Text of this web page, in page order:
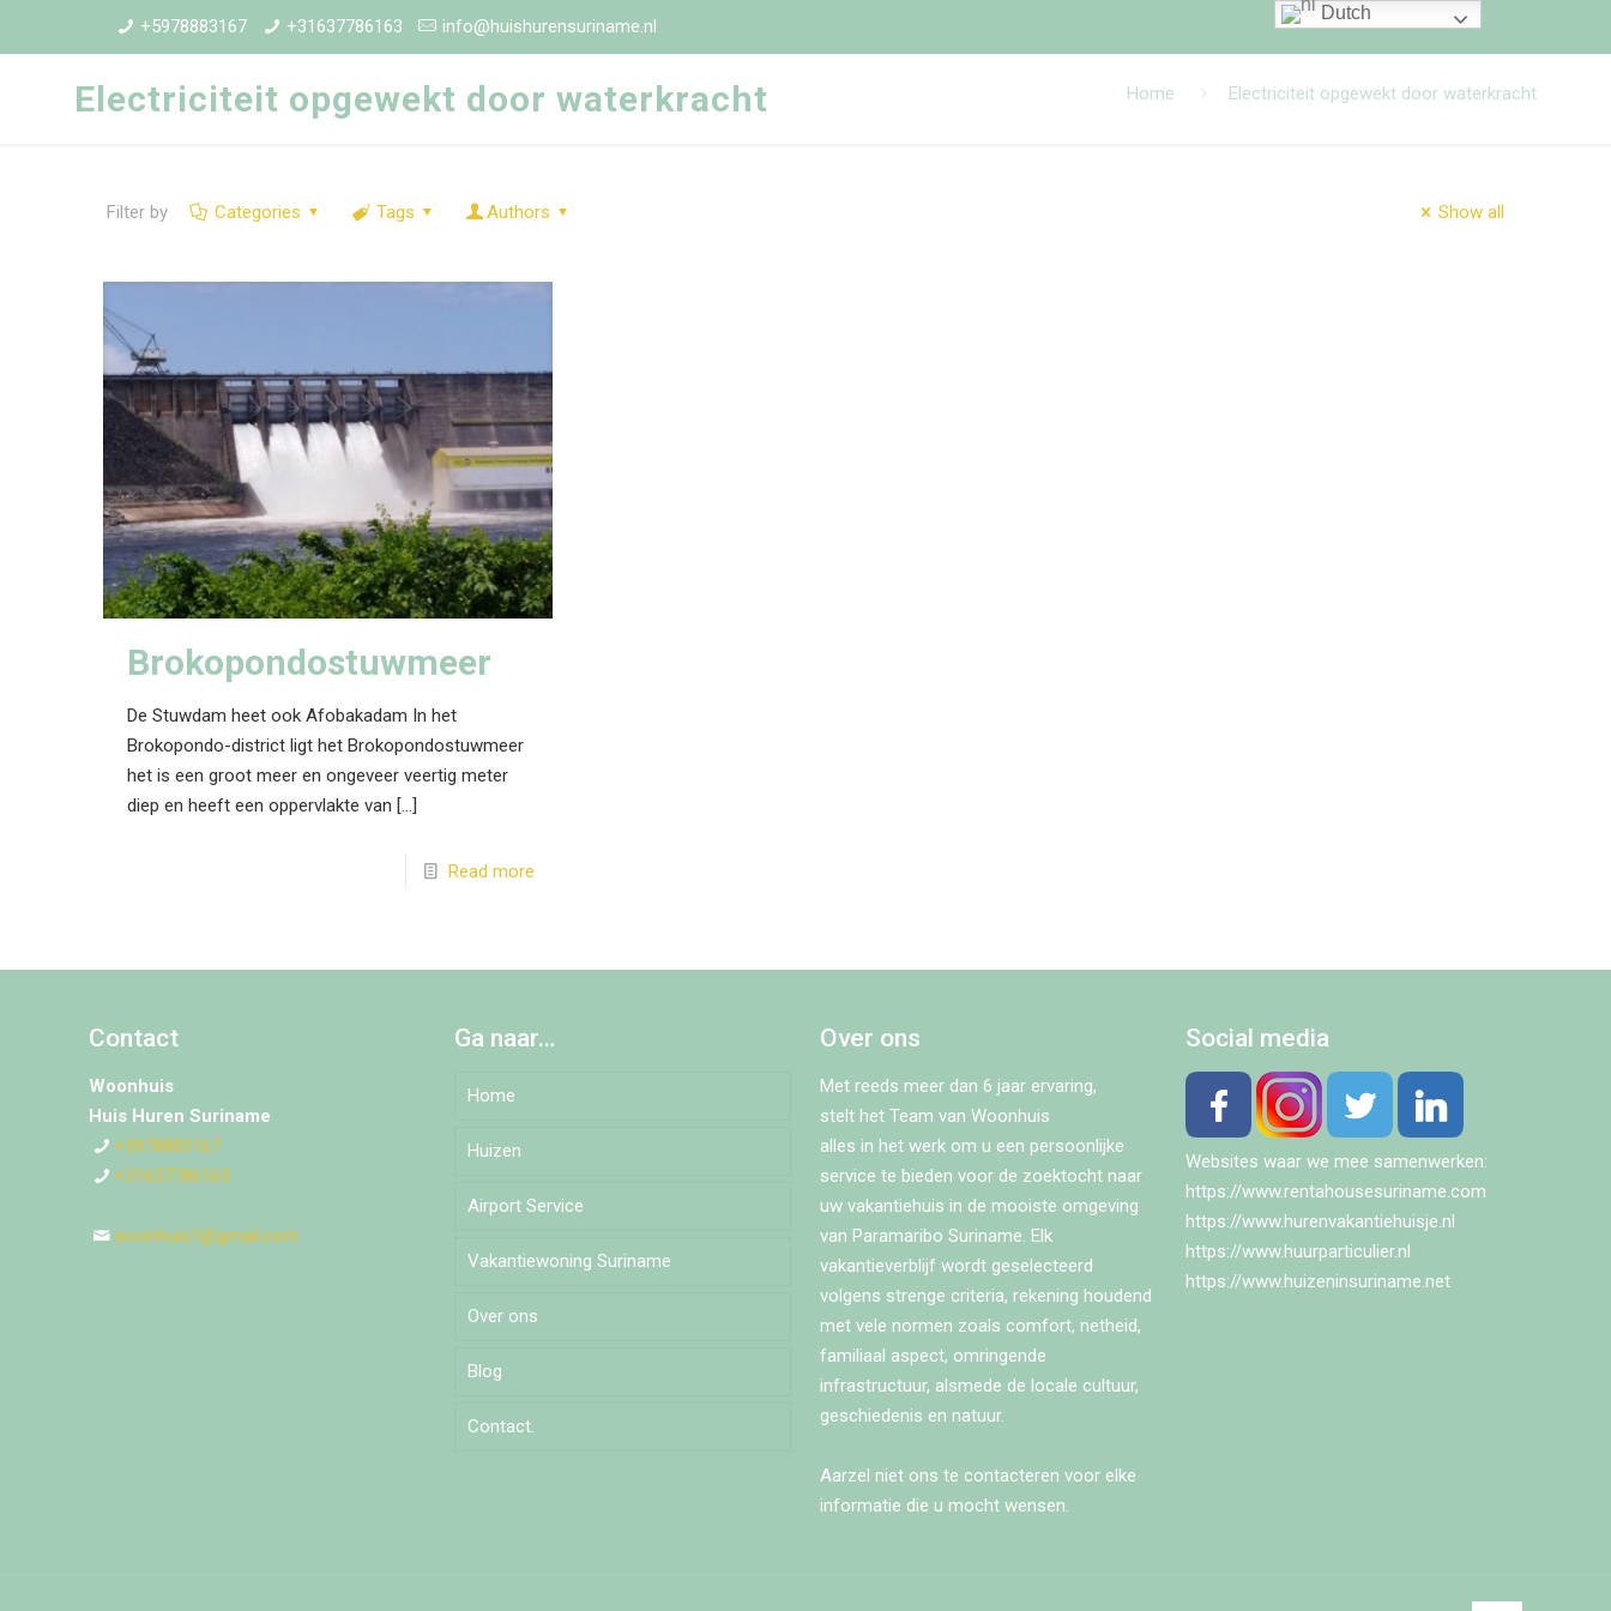
+5978883167 +31637786163 info@huishurensuriname.nl
Electriciteit opgewekt door waterkracht Home Electriciteit opgewekt door waterkracht
Filter by Categories Tags Authors Show all
Brokopondostuwmeer
De Stuwdam heet ook Afobakadam In het
Brokopondo-district ligt het Brokopondostuwmeer
het is een groot meer en ongeveer veertig meter
diep en heeft een oppervlakte van […]
Read more
Contact
Woonhuis
Huis Huren Suriname
+5978883167
+31637786163
woonhuis1@gmail.com
Ga naar…
Home
Huizen
Djedoestraat
Mochalaan
Pommeroosstraat
Puleowinastraat
Tillystraat
Airport Service
Vakantiewoning Suriname
Over ons
Blog
Contact.
Over ons
Met reeds meer dan 6 jaar ervaring,
stelt het Team van Woonhuis
alles in het werk om u een persoonlijke
service te bieden voor de zoektocht naar
uw vakantiehuis in de mooiste omgeving
van Paramaribo Suriname. Elk
vakantieverblijf wordt geselecteerd
volgens strenge criteria, rekening houdend
met vele normen zoals comfort, netheid,
familiaal aspect, omringende
infrastructuur, alsmede de locale cultuur,
geschiedenis en natuur.
Aarzel niet ons te contacteren voor elke
informatie die u mocht wensen.
Social media
Websites waar we mee samenwerken:
https://www.rentahousesuriname.com
https://www.hurenvakantiehuisje.nl
https://www.huurparticulier.nl
https://www.huizeninsuriname.net
Dutch